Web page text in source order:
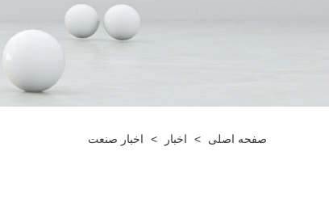
صفحه اصلی > اخبار > اخبار صنعت